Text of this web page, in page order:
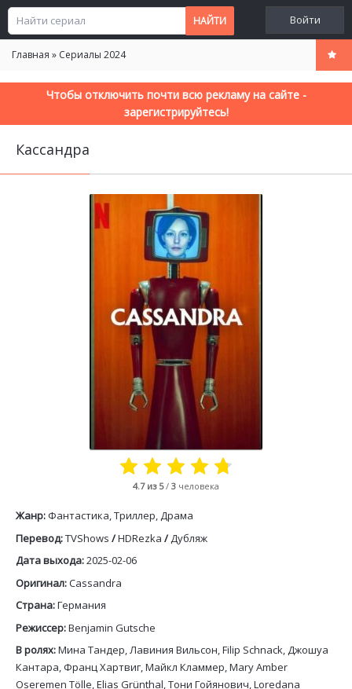
Войти
Главная » Сериалы 2024
Чтобы отключить почти всю рекламу на сайте -
зарегистрируйтесь!
Кассандра
4.7из 5/ 3 человека
Жанр: Фантастика, Триллер, Драма
Перевод:TVShows /HDRezka / Дубляж
Дата выхода:2025-02-06
Оригинал:Cassandra
Страна:Германия
Режиссер:Benjamin Gutsche
В ролях:Мина Тандер, Лавиния Вильсон, Filip Schnack, Джошуа
Кантара, Франц Хартвиг, Майкл Кламмер, Mary Amber
Oseremen Tölle, Elias Grünthal, Тони Гойянович, Loredana